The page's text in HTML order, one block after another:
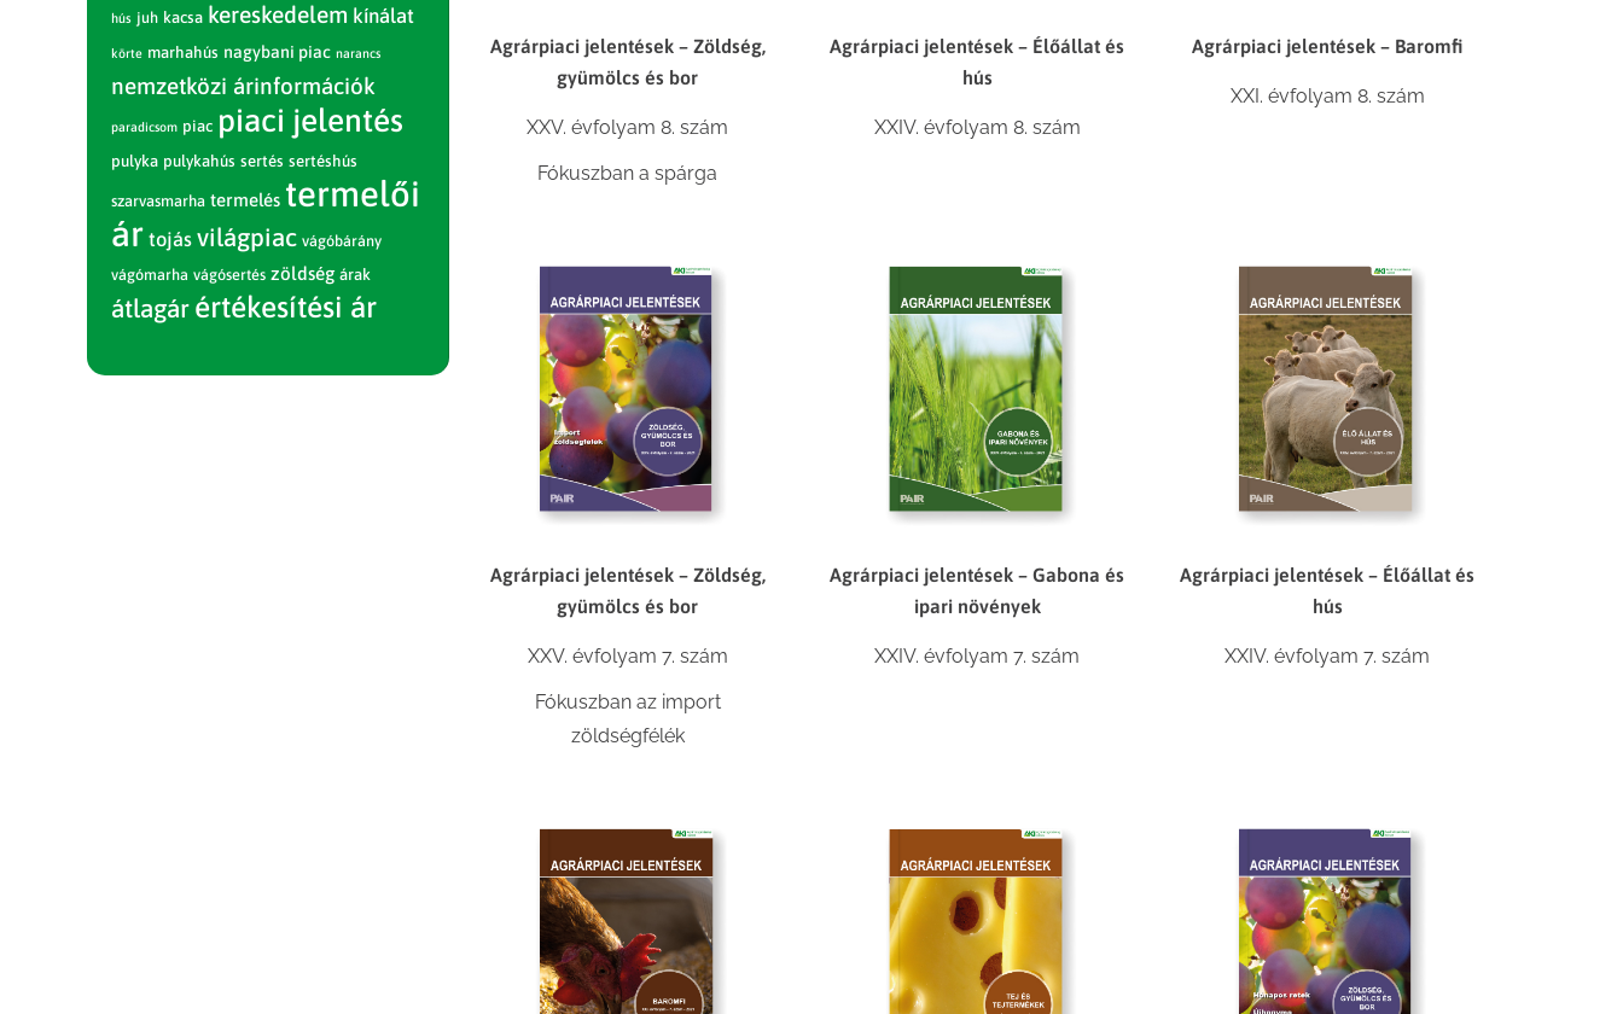
Agrárpiaci jelentések – Zöldség,
gyümölcs és bor
XXV. évfolyam 8. szám
Fókuszban a spárga
Agrárpiaci jelentések – Élőállat és
hús
XXIV. évfolyam 8. szám
Agrárpiaci jelentések – Baromfi
XXI. évfolyam 8. szám
Agrárpiaci jelentések – Zöldség,
gyümölcs és bor
XXV. évfolyam 7. szám
Fókuszban az import
zöldségfélék
Agrárpiaci jelentések – Gabona és
ipari növények
XXIV. évfolyam 7. szám
Agrárpiaci jelentések – Élőállat és
hús
XXIV. évfolyam 7. szám
hús juh kacsa kereskedelem kínálat
körte marhahús nagybani piac narancs
nemzetközi árinformációk
paradicsom piac piaci jelentés
pulyka pulykahús sertés sertéshús
szarvasmarha termelés termelői
ár tojás világpiac vágóbárány
vágómarha vágósertés zöldség árak
átlagár értékesítési ár